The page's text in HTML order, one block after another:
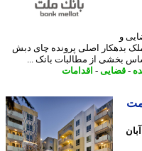
اصلی پرونده چای دبش
از مطالبات بانک ...
قضایی-اقدامات